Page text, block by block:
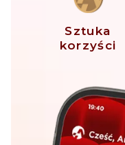
Sztuka
korzyści